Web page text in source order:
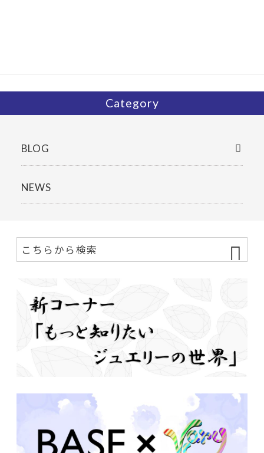
Category
BLOG
NEWS